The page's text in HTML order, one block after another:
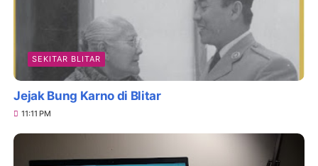
SEKITAR BLITAR
Jejak Bung Karno di Blitar
11:11 PM